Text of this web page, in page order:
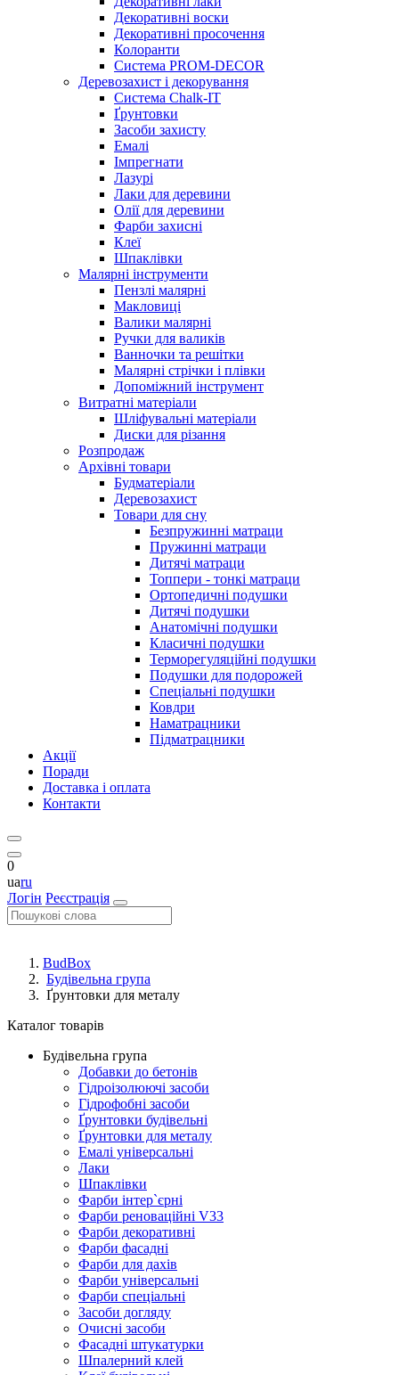
Декоративні воски
Декоративні просочення
Колоранти
Система PROM-DECOR
Деревозахист і декорування
Система Chalk-IT
Ґрунтовки
Засоби захисту
Емалі
Імпрегнати
Лазурі
Лаки для деревини
Олії для деревини
Фарби захисні
Клеї
Шпаклівки
Малярні інструменти
Пензлі малярні
Макловиці
Валики малярні
Ручки для валиків
Ванночки та решітки
Малярні стрічки і плівки
Допоміжний інструмент
Витратні матеріали
Шліфувальні матеріали
Диски для різання
Розпродаж
Архівні товари
Будматеріали
Деревозахист
Товари для сну
Безпружинні матраци
Пружинні матраци
Дитячі матраци
Топпери - тонкі матраци
Ортопедичні подушки
Дитячі подушки
Анатомічні подушки
Класичні подушки
Терморегуляційні подушки
Подушки для подорожей
Спеціальні подушки
Ковдри
Наматрацники
Підматрацники
Акції
Поради
Доставка і оплата
Контакти
0
uaru
Логін Реєстрація
BudBox
Будівельна група
Ґрунтовки для металу
Каталог товарів
Будівельна група
Добавки до бетонів
Гідроізолюючі засоби
Гідрофобні засоби
Ґрунтовки будівельні
Ґрунтовки для металу
Емалі універсальні
Лаки
Шпаклівки
Фарби інтер`єрні
Фарби реноваційні V33
Фарби декоративні
Фарби фасадні
Фарби для дахів
Фарби універсальні
Фарби спеціальні
Засоби догляду
Очисні засоби
Фасадні штукатурки
Шпалерний клей